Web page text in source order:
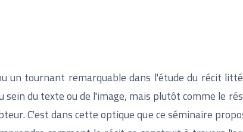
un tournant remarquable dans l'étude du récit
du texte ou de l'image, mais plutôt comme le
C'est dans cette optique que ce séminaire